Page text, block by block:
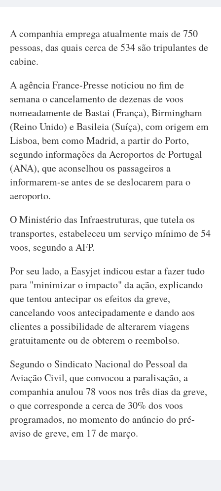
A companhia emprega atualmente mais de 750
pessoas, das quais cerca de 534 são tripulantes de
cabine.
A agência France-Presse noticiou no fim de
semana o cancelamento de dezenas de voos
nomeadamente de Bastai (França), Birmingham
(Reino Unido) e Basileia (Suíça), com origem em
Lisboa, bem como Madrid, a partir do Porto,
segundo informações da Aeroportos de Portugal
(ANA), que aconselhou os passageiros a
informarem-se antes de se deslocarem para o
aeroporto.
O Ministério das Infraestruturas, que tutela os
transportes, estabeleceu um serviço mínimo de 54
voos, segundo a AFP.
Por seu lado, a Easyjet indicou estar a fazer tudo
para "minimizar o impacto" da ação, explicando
que tentou antecipar os efeitos da greve,
cancelando voos antecipadamente e dando aos
clientes a possibilidade de alterarem viagens
gratuitamente ou de obterem o reembolso.
Segundo o Sindicato Nacional do Pessoal da
Aviação Civil, que convocou a paralisação, a
companhia anulou 78 voos nos três dias da greve,
o que corresponde a cerca de 30% dos voos
programados, no momento do anúncio do pré-
aviso de greve, em 17 de março.